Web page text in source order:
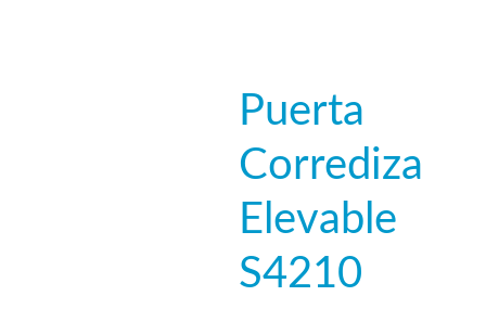
Puerta
Corrediza
Elevable
S4210